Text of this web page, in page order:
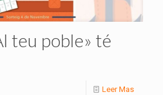
teu poble» té
Leer Mas